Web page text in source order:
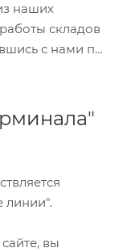
складов
с нами по
линии".
вы